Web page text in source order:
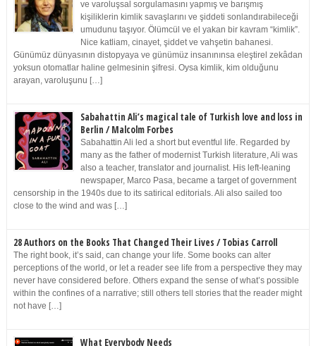
ve varoluşsal sorgulamasını yapmış ve barışmış
kişiliklerin kimlik savaşlarını ve şiddeti sonlandırabileceği
umudunu taşıyor. Ölümcül ve el yakan bir kavram “kimlik”.
Nice katliam, cinayet, şiddet ve vahşetin bahanesi.
Günümüz dünyasının distopyaya ve günümüz insanınınsa eleştirel zekâdan
yoksun otomatlar haline gelmesinin şifresi. Oysa kimlik, kim olduğunu
arayan, varoluşunu […]
Sabahattin Ali’s magical tale of Turkish love and loss in
Berlin / Malcolm Forbes
Sabahattin Ali led a short but eventful life. Regarded by
many as the father of modernist Turkish literature, Ali was
also a teacher, translator and journalist. His left-leaning
newspaper, Marco Pasa, became a target of government
censorship in the 1940s due to its satirical editorials. Ali also sailed too
close to the wind and was […]
28 Authors on the Books That Changed Their Lives / Tobias Carroll
The right book, it’s said, can change your life. Some books can alter
perceptions of the world, or let a reader see life from a perspective they may
never have considered before. Others expand the sense of what’s possible
within the confines of a narrative; still others tell stories that the reader might
not have […]
What Everybody Needs